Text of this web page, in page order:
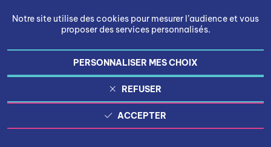
Notre site utilise des cookies pour mesurer l’audience et vous
proposer des services personnalisés.
PERSONNALISER MES CHOIX
REFUSER
ACCEPTER